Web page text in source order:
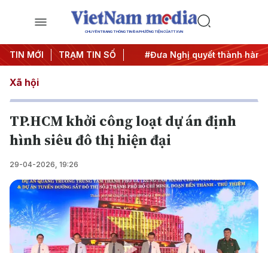
CHUYÊN TRANG THÔNG TIN ĐA PHƯƠNG TIỆN CỦA TTXVN
TIN MỚI TRẠM TIN SỐ
ương 3 #APEC 2027 #Đưa Nghị quyết thành hành
Xã hội
TP.HCM khởi công loạt dự án định
hình siêu đô thị hiện đại
29-04-2026, 19:26